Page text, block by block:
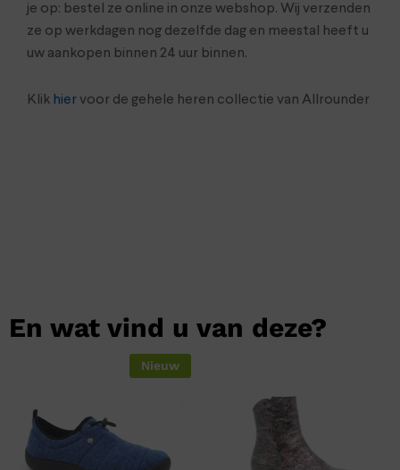
je op: bestel ze online in onze webshop. Wij verzenden
ze op werkdagen nog dezelfde dag en meestal heeft u
uw aankopen binnen 24 uur binnen.
Klik hiervoor de gehele heren collectie van Allrounder
En wat vind u van deze?
Nieuw